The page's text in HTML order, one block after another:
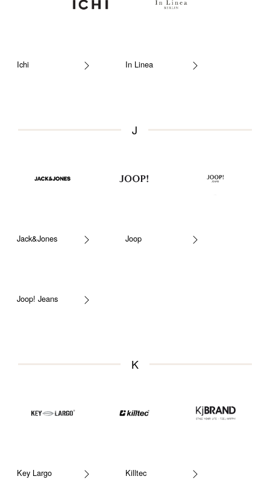
Ichi In Linea
J
Jack&Jones Joop
Joop! Jeans
K
Key Largo Killtec